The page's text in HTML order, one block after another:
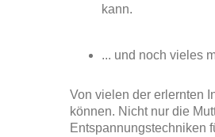
kann.
... und noch vieles
Von vielen der erlernten
können. Nicht nur die
Entspannungstechniken